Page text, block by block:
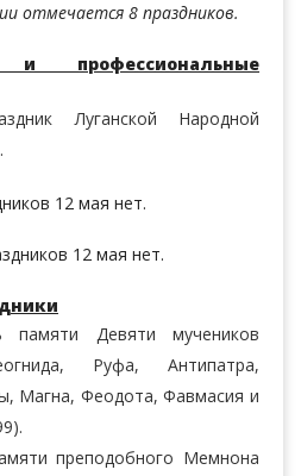
отмечается 8 праздников.
и профессиональные
Луганской Народной
12 мая нет.
12 мая нет.
Девяти мучеников
Руфа, Антипатра,
Магна, Феодота, Фавмасия и
преподобного Мемнона